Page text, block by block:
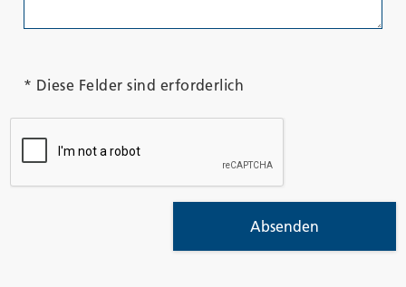
* Diese Felder sind erforderlich
Absenden